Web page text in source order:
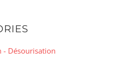
- Désourisation